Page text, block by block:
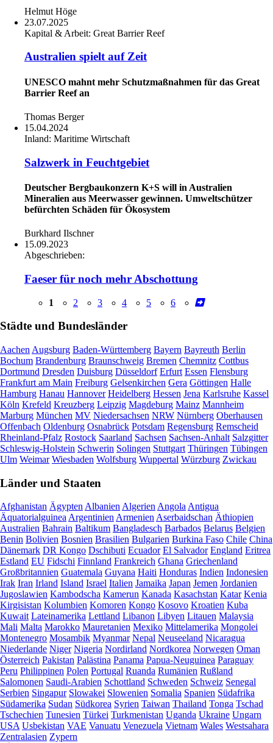
Helmut Höge
23.07.2025
Kapital & Arbeit: Great Barrier Reef
Australien spielt auf Zeit
UNESCO mahnt mehr Schutzmaßnahmen für das Great
Barrier Reef an
Thomas Berger
15.04.2024
Inland: Maritime Wirtschaft
Salzwerk in Feuchtgebiet
Deutscher Bergbaukonzern K+S will in Australien
Mineralien aus Meerwasser gewinnen. Umweltschützer
befürchten Schäden für Ökosystem
Burkhard Ilschner
15.09.2023
Abgeschrieben:
Faeser für noch mehr Abschottung
1 2 3 4 5 6
Städte und Bundesländer
Aachen Augsburg Baden-Württemberg Bayern Bayreuth Berlin
Bochum Brandenburg Braunschweig Bremen Chemnitz Cottbus
Dortmund Dresden Duisburg Düsseldorf Erfurt Essen Flensburg
Frankfurt am Main Freiburg Gelsenkirchen Gera Göttingen Halle
Hamburg Hanau Hannover Heidelberg Hessen Jena Karlsruhe Kassel
Köln Krefeld Kreuzberg Leipzig Magdeburg Mainz Mannheim
Marburg München MV Niedersachsen NRW Nürnberg Oberhausen
Offenbach Oldenburg Osnabrück Potsdam Regensburg Remscheid
Rheinland-Pfalz Rostock Saarland Sachsen Sachsen-Anhalt Salzgitter
Schleswig-Holstein Schwerin Solingen Stuttgart Thüringen Tübingen
Ulm Weimar Wiesbaden Wolfsburg Wuppertal Würzburg Zwickau
Länder und Staaten
Afghanistan ÄgyptenAlbanienAlgerienAngolaAntigua
ÄquatorialguineaArgentinienArmenienAserbaidschan Äthiopien
Australien Bahrain Baltikum Bangladesch Barbados Belarus Belgien
Benin Bolivien Bosnien Brasilien Bulgarien Burkina Faso Chile China
Dänemark DR Kongo Dschibuti Ecuador El Salvador England Eritrea
Estland EU Fidschi Finnland Frankreich Ghana Griechenland
Großbritannien Guatemala Guyana Haiti Honduras Indien Indonesien
Irak Iran Irland Island Israel Italien Jamaika Japan Jemen Jordanien
Jugoslawien Kambodscha Kamerun Kanada Kasachstan Katar Kenia
Kirgisistan Kolumbien Komoren Kongo Kosovo Kroatien Kuba
Kuwait Lateinamerika Lettland Libanon Libyen Litauen Malaysia
Mali Malta Marokko Mauretanien Mexiko Mittelamerika Mongolei
Montenegro Mosambik Myanmar Nepal Neuseeland Nicaragua
Niederlande Niger Nigeria Nordirland Nordkorea Norwegen Oman
Österreich Pakistan Palästina Panama Papua-Neuguinea Paraguay
Peru Philippinen Polen Portugal Ruanda Rumänien Rußland
Salomonen Saudi-Arabien Schottland Schweden Schweiz Senegal
Serbien Singapur Slowakei Slowenien Somalia Spanien Südafrika
Südamerika Sudan Südkorea Syrien Taiwan Thailand Tonga Tschad
Tschechien Tunesien Türkei Turkmenistan Uganda Ukraine Ungarn
USA Usbekistan VAE Vanuatu Venezuela Vietnam Wales Westsahara
Zentralasien Zypern